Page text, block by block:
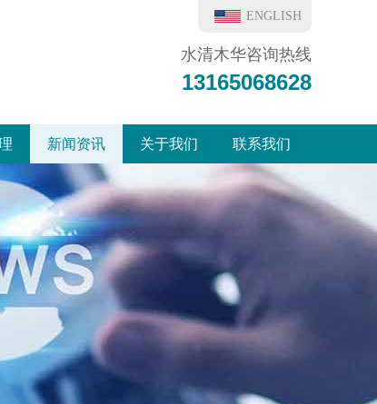
ENGLISH
水清木华咨询热线
13165068628
新闻资讯 关于我们 联系我们